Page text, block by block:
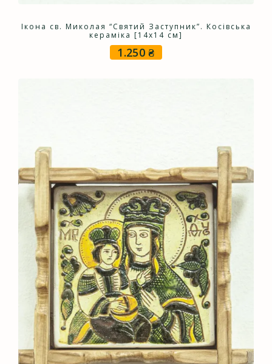
Ікона св. Миколая “Святий Заступник”. Косівська
кераміка [14х14 см]
1.250₴